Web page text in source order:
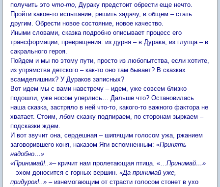
получить это что-то, Дураку предстоит обрести еще нечто.
Пройти какое-то испытание, решить задачу, в общем – стать
другим. Обрести новое состояние, новое качество.
Иными словами, сказка подробно описывает процесс его
трансформации, превращения: из дурня – в Дурака, из глупца – в
сакрального героя.
Пойдем и мы по этому пути, просто из любопытства, если хотите,
из упрямства детского – как-то оно там бывает? В сказках
всамделишних? У Дураков записных?
Вот идем мы с вами навстречу – идем, уже совсем близко
подошли, уже носом уперлись… Дальше что? Остановилась
наша сказка, застряло в ней что-то, какого-то важного фактора не
хватает. Стоим, лбом сказку подпираем, по сторонам зыркаем –
подсказки ждем.
И вот звучит она, сердешная – шипящим голосом ужа, ржанием
заговорившего коня, наказом Яги вспомненным: «Принять
надобно…»
«Принимай!..»– кричит нам пролетающая птица. «…Принимай…»
– эхом доносится с горных вершин. «Да принимай уже,
придурок!..» – изнемогающим от страсти голосом стонет в ухо